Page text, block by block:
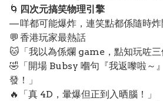
🌀 四次元搞笑物理引擎
— 咩都可能爆炸，連笑點都係隨時
💬 香港玩家最熱話
🐱「我以為係爛 game，點知玩咗三
🤣「開場 Bubsy 嗰句『我返嚟啦～
發！」
🔥「真 4D，暈爆但正到入晒腦！」